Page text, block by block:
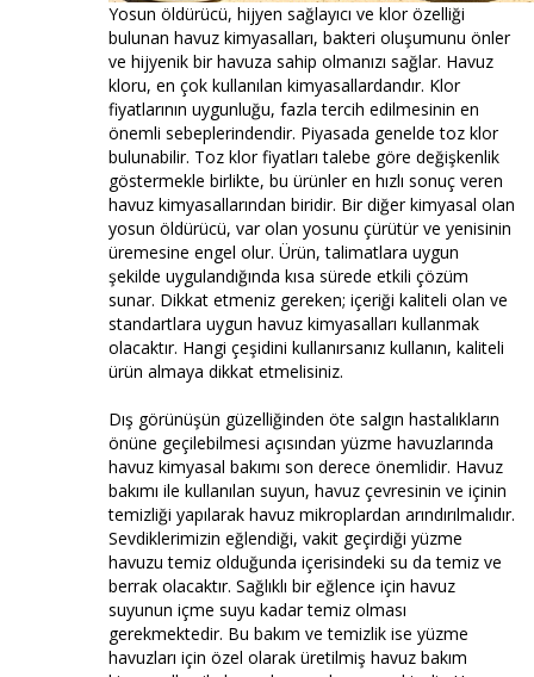
Yosun öldürücü, hijyen sağlayıcı ve klor özelliği
bulunan havuz kimyasalları, bakteri oluşumunu önler
ve hijyenik bir havuza sahip olmanızı sağlar. Havuz
kloru, en çok kullanılan kimyasallardandır. Klor
fiyatlarının uygunluğu, fazla tercih edilmesinin en
önemli sebeplerindendir. Piyasada genelde toz klor
bulunabilir. Toz klor fiyatları talebe göre değişkenlik
göstermekle birlikte, bu ürünler en hızlı sonuç veren
havuz kimyasallarından biridir. Bir diğer kimyasal olan
yosun öldürücü, var olan yosunu çürütür ve yenisinin
üremesine engel olur. Ürün, talimatlara uygun
şekilde uygulandığında kısa sürede etkili çözüm
sunar. Dikkat etmeniz gereken; içeriği kaliteli olan ve
standartlara uygun havuz kimyasalları kullanmak
olacaktır. Hangi çeşidini kullanırsanız kullanın, kaliteli
ürün almaya dikkat etmelisiniz.
Dış görünüşün güzelliğinden öte salgın hastalıkların
önüne geçilebilmesi açısından yüzme havuzlarında
havuz kimyasal bakımı son derece önemlidir. Havuz
bakımı ile kullanılan suyun, havuz çevresinin ve içinin
temizliği yapılarak havuz mikroplardan arındırılmalıdır.
Sevdiklerimizin eğlendiği, vakit geçirdiği yüzme
havuzu temiz olduğunda içerisindeki su da temiz ve
berrak olacaktır. Sağlıklı bir eğlence için havuz
suyunun içme suyu kadar temiz olması
gerekmektedir. Bu bakım ve temizlik ise yüzme
havuzları için özel olarak üretilmiş havuz bakım